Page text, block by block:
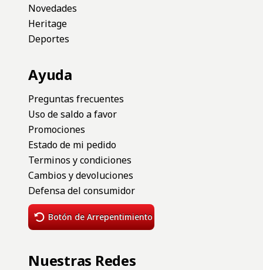
Novedades
Heritage
Deportes
Ayuda
Preguntas frecuentes
Uso de saldo a favor
Promociones
Estado de mi pedido
Terminos y condiciones
Cambios y devoluciones
Defensa del consumidor
Botón de Arrepentimiento
Nuestras Redes